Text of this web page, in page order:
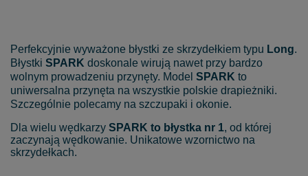
Perfekcyjnie wyważone błystki ze skrzydełkiem typu Long.
Błystki SPARK doskonale wirują nawet przy bardzo
wolnym prowadzeniu przynęty. Model SPARK to
uniwersalna przynęta na wszystkie polskie drapieżniki.
Szczególnie polecamy na szczupaki i okonie.
Dla wielu wędkarzy SPARK to błystka nr 1, od której
zaczynają wędkowanie. Unikatowe wzornictwo na
skrzydełkach.